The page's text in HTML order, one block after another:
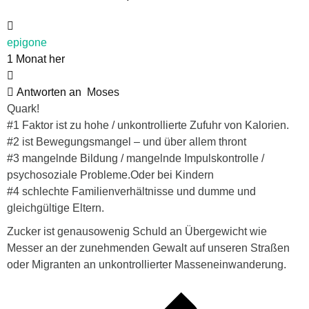
epigone
1 Monat her
Antworten an
Moses
Quark!
#1 Faktor ist zu hohe / unkontrollierte Zufuhr von Kalorien.
#2 ist Bewegungsmangel – und über allem thront
#3 mangelnde Bildung / mangelnde Impulskontrolle /
psychosoziale Probleme.Oder bei Kindern
#4 schlechte Familienverhältnisse und dumme und
gleichgültige Eltern.
Zucker ist genausowenig Schuld an Übergewicht wie
Messer an der zunehmenden Gewalt auf unseren Straßen
oder Migranten an unkontrollierter Masseneinwanderung.